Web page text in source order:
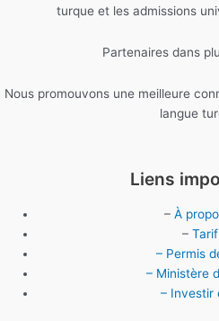
turque et les admissions
Partenaires dans
Nous promouvons une meilleure
langue
Liens
–À
–
– Permis
– Ministère
– Investir